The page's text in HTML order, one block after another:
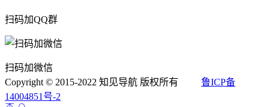
扫码加QQ群
扫码加微信
Copyright © 2015-2022 知见导航 版权所有
鲁ICP备
14004851号-2